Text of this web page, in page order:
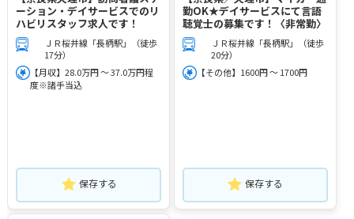
ーション・デイサービスでのリ
ハビリスタッフ求人です！
ＪＲ桜井線「長柄駅」（徒歩
17分）
【月収】28.0万円 ～ 37.0万円程
度※諸手当込
保存する
勤OK★デイサービスにて言語
聴覚士の募集です！〈非常勤〉
ＪＲ桜井線「長柄駅」（徒歩
20分）
【その他】1600円 ～ 1700円
保存する